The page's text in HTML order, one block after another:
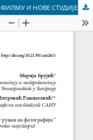
ФОТОГРАФИЈА НА ЕТНОГРАФСКОМ ФИЛМУ И НОВЕ СТУДИЈЕ МАТЕРИЈАЛНЕ КУЛТУРЕ: АНТРОПОЛОШКИ ПОГЛЕД